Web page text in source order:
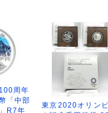
周年
「中部
R7年
東京2020オリン